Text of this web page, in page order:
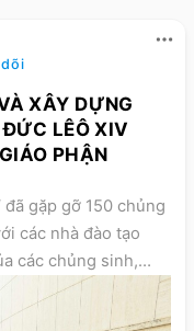
dõi
XÂY DỰNG
ĐỨC LÊÔ XIV
PHẬN
gặp gỡ 150 chủng
các nhà đào tạo
các chủng sinh,
tín thác vào Thiên
mình. Ngài đặc